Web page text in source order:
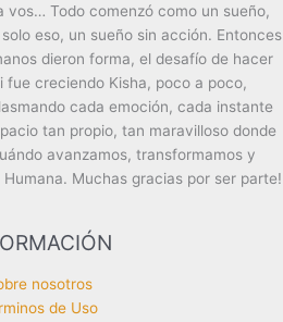
vos… Todo comenzó como un sueño,
eso, un sueño sin acción. Entonces
dieron forma, el desafío de hacer
creciendo Kisha, poco a poco,
cada emoción, cada instante
tan propio, tan maravilloso donde
avanzamos, transformamos y
Muchas gracias por ser parte!
nosotros
de Uso